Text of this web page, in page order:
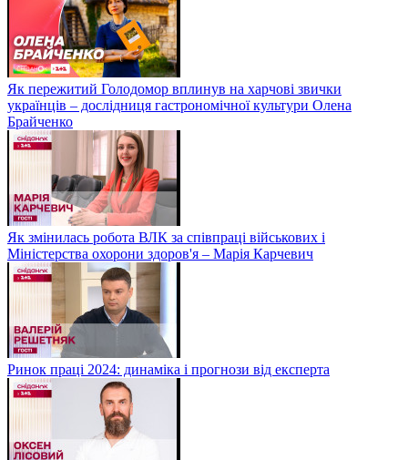
Як пережитий Голодомор вплинув на харчові звички
українців – дослідниця гастрономічної культури Олена
Брайченко
Як змінилась робота ВЛК за співпраці військових і
Міністерства охорони здоров'я – Марія Карчевич
Ринок праці 2024: динаміка і прогнози від експерта